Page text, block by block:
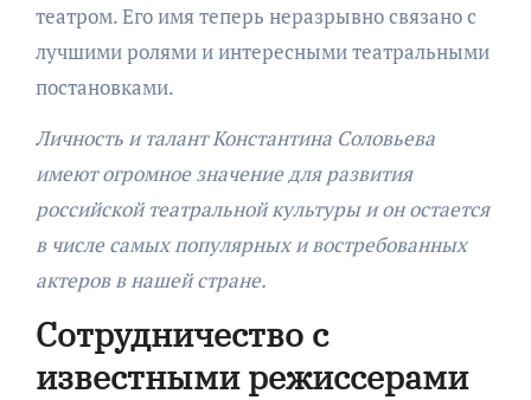
театром. Его имя теперь неразрывно связано с
лучшими ролями и интересными театральными
постановками.
Личность и талант Константина Соловьева
имеют огромное значение для развития
российской театральной культуры и он остается
в числе самых популярных и востребованных
актеров в нашей стране.
Сотрудничество с
известными режиссерами